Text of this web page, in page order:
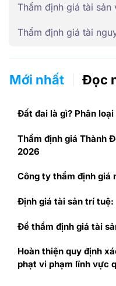
Thẩm định giá tài sản
Thẩm định giá tài
Mới nhất Đọc
Đất đai là gì? Phân
Thẩm định giá Thành
2026
Công ty thẩm định giá
Định giá tài sản trí
Để thẩm định giá tài
Hoàn thiện quy định
phạt vi phạm lĩnh vực